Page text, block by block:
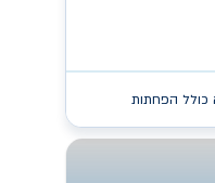
כולל הפחתות